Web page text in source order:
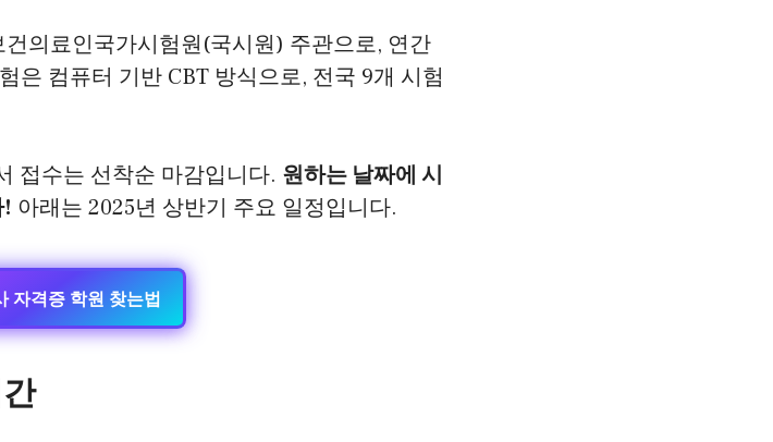
의료인국가시험원(국시원) 주관으로, 연간
은 컴퓨터 기반 CBT 방식으로, 전국 9개 시험
접수는 선착순 마감입니다. 원하는 날짜에 시
아래는 2025년 상반기 주요 일정입니다.
자격증 학원 찾는법